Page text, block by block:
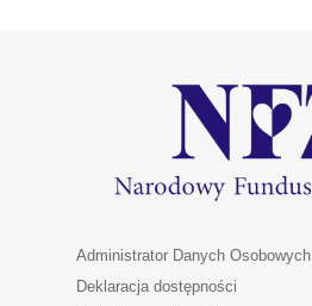
Administrator Danych Osobowych
Deklaracja dostępności